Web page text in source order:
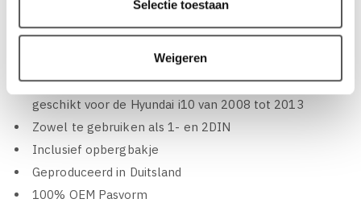
Selectie toestaan
Weigeren
KENMERKEN VAN BSL 1DIN/2DIN
INBOUWFRAME HYUNDAI I10 (VANAF
2008 - 2013) (002):
BSL 1DIN/2DIN Inbouwframe Hyundai i10 (002),
geschikt voor de Hyundai i10 van 2008 tot 2013
Zowel te gebruiken als 1- en 2DIN
Inclusief opbergbakje
Geproduceerd in Duitsland
100% OEM Pasvorm